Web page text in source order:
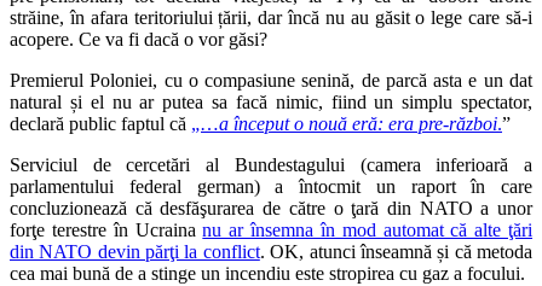
străine, în afara teritoriului țării, dar încă nu au găsit o lege care să-i
acopere. Ce va fi dacă o vor găsi?
Premierul Poloniei, cu o compasiune senină, de parcă asta e un dat
natural și el nu ar putea sa facă nimic, fiind un simplu spectator,
declară public faptul că „…a început o nouă eră: era pre-război.”
Serviciul de cercetări al Bundestagului (camera inferioară a
parlamentului federal german) a întocmit un raport în care
concluzionează că desfăşurarea de către o ţară din NATO a unor
forţe terestre în Ucrainanu ar însemna în mod automat că alte ţări
din NATO devin părţi la conflict. OK, atunci înseamnă și că metoda
cea mai bună de a stinge un incendiu este stropirea cu gaz a focului.